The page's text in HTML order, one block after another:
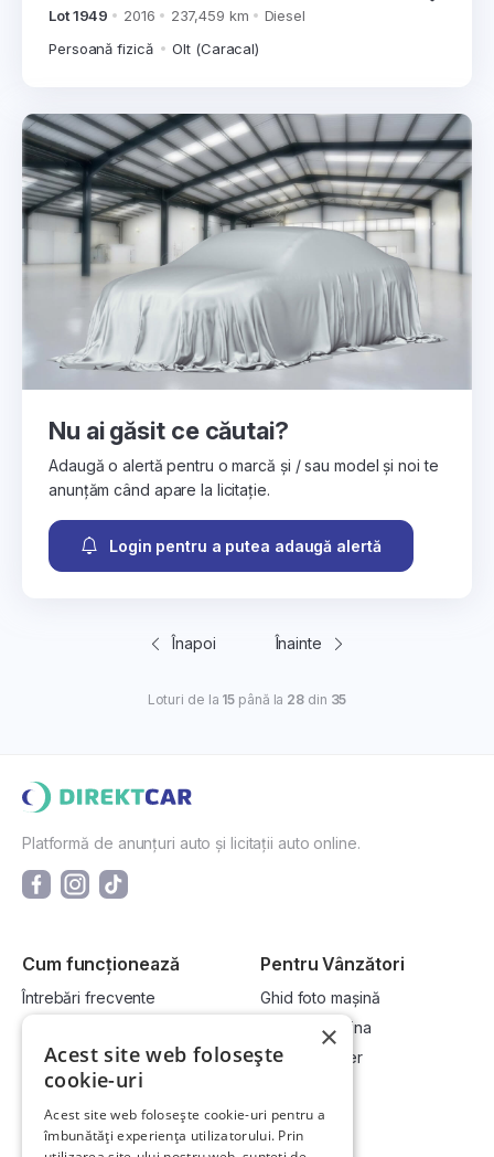
Lot 1949 2016 237,459 km
Diesel
Persoană fizică
Olt (Caracal)
Nu ai găsit ce căutai?
Adaugă o alertă pentru o marcă și / sau model și noi te
anunțăm când apare la licitație.
Login pentru a putea adaugă alertă
Înapoi Înainte
Loturi de la 15 până la 28 din 35
Platformă de anunțuri auto și licitații auto online.
Cum funcționează
Întrebări frecvente
Cum vând la licitație?
Pentru Vânzători
Ghid foto mașină
Vinde-ți mașina
Devino dealer
Link-uri utile Compania
×
Acest site web folosește
cookie-uri
Acest site web folosește cookie-uri pentru a
îmbunătăți experiența utilizatorului. Prin